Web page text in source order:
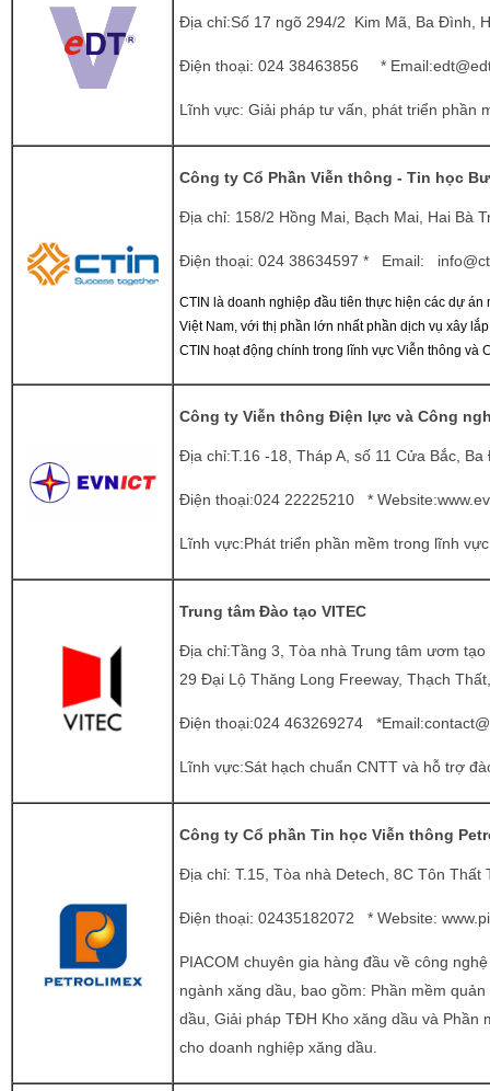
Địa chỉ:Số 17 ngõ 294/2 Kim Mã, Ba Đình,
Điện thoại: 024 38463856 * Email:
Lĩnh vực: Giải pháp tư vấn, phát triển phần
Công ty Cổ Phần Viễn thông - Tin học
Địa chỉ: 158/2 Hồng Mai, Bạch Mai, Hai Bà
Điện thoại: 024 38634597 * Email:
CTIN là doanh nghiệp đầu tiên thực hiện các dự án
Việt Nam, với thị phần lớn nhất phần dịch vụ xây
CTIN hoạt động chính trong lĩnh vực Viễn thông và
Công ty Viễn thông Điện lực và Công
Địa chỉ:T.16 -18, Tháp A, số 11 Cửa Bắc,
Điện thoại:024 22225210 * Website:
Lĩnh vực:Phát triển phần mềm trong lĩnh
Trung tâm Đào tạo VITEC
Địa chỉ:Tầng 3, Tòa nhà Trung tâm ươm
29 Đại Lộ Thăng Long Freeway, Thạch
Điện thoại:024 463269274 *Email:
Lĩnh vực:Sát hạch chuẩn CNTT và hỗ trợ
Công ty Cổ phần Tin học Viễn thông
Địa chỉ: T.15, Tòa nhà Detech, 8C Tôn
Điện thoại: 02435182072 * Website:
PIACOM chuyên gia hàng đầu về công
ngành xăng dầu, bao gồm: Phần mềm
dầu, Giải pháp TĐH Kho xăng dầu và Phần
cho doanh nghiệp xăng dầu.